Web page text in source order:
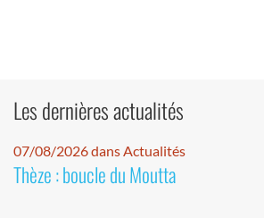
Les dernières actualités
07/08/2026 dans Actualités
Thèze : boucle du Moutta